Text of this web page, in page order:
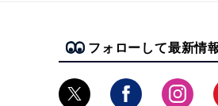
フォローして最新情